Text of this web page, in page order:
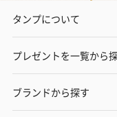
タンプについて
プレゼントを一覧から
ブランドから探す